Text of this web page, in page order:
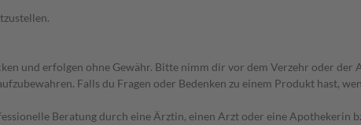
und erfolgen ohne Gewähr. Bitte nimm dir vor dem Verzehr oder
Falls du Fragen oder Bedenken zu einem Produkt hast,
Beratung durch eine Ärztin, einen Arzt oder eine Apothekerin